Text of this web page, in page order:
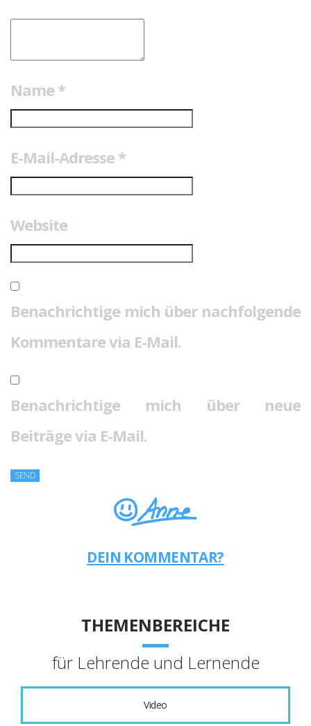
Name *
E-Mail-Adresse *
Website
Benachrichtige mich über nachfolgende
Kommentare via E-Mail.
Benachrichtige mich über neue
Beiträge via E-Mail.
DEIN KOMMENTAR?
THEMENBEREICHE
für Lehrende und Lernende
Video